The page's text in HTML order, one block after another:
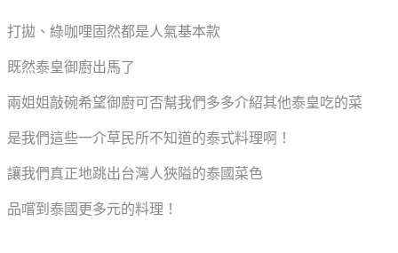
打拋、綠咖哩固然都是人氣基本款
既然泰皇御廚出馬了
兩姐姐敲碗希望御廚可否幫我們多多介紹其他泰皇吃的菜
是我們這些一介草民所不知道的泰式料理啊！
讓我們真正地跳出台灣人狹隘的泰國菜色
品嚐到泰國更多元的料理！